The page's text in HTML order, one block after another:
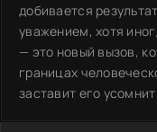
добивается
уважением, хотя
— это новый вызов,
границах
заставит его